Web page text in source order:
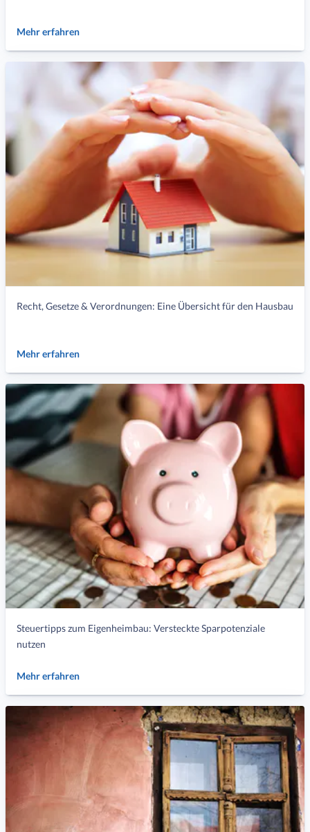
Mehr erfahren
Recht, Gesetze & Verordnungen: Eine Übersicht für den Hausbau
Mehr erfahren
Steuertipps zum Eigenheimbau: Versteckte Sparpotenziale
nutzen
Mehr erfahren